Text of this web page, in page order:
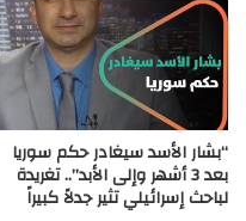
“بشار الأسد سيغادر حكم سوريا
بعد 3 أشهر وإلى الأبد”.. تغريدة
لباحث إسرائيلي تثير جدلاً كبيراً